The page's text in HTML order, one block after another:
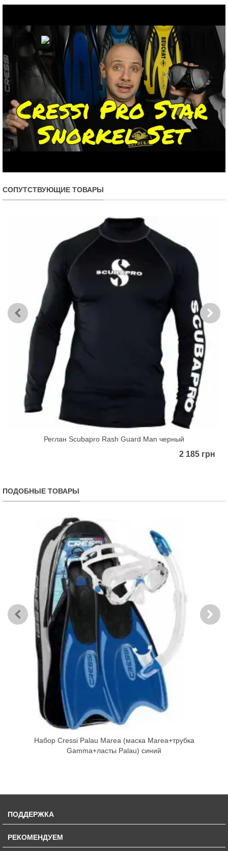
СОПУТСТВУЮЩИЕ ТОВАРЫ
Реглан Scubapro Rash Guard Man черный
2 185 грн
ПОДОБНЫЕ ТОВАРЫ
Набор Cressi Palau Marea (маска Marea+трубка
Gamma+ласты Palau) синий
ПОДДЕРЖКА
РЕКОМЕНДУЕМ